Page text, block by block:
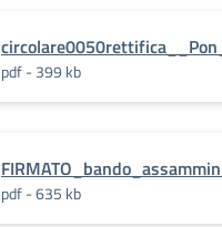
pdf - 399 kb
pdf - 635 kb